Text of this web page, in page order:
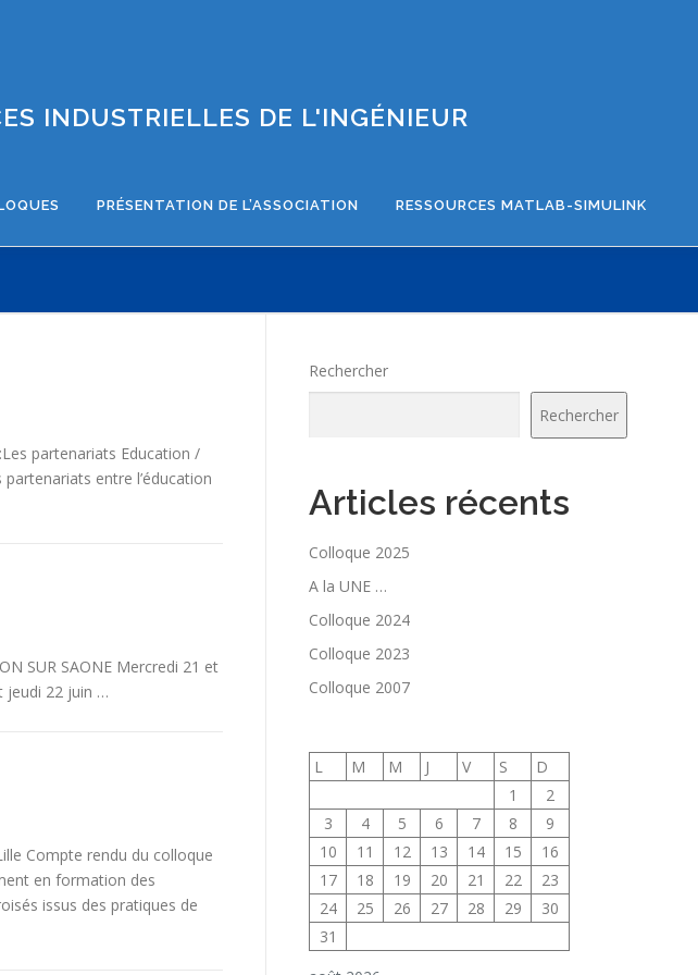
INDUSTRIELLES DE L'INGÉNIEUR
PRÉSENTATION DE L’ASSOCIATION RESSOURCES MATLAB-SIMULINK
partenariats Education /
entre l’éducation
SUR SAONE Mercredi 21 et
jeudi 22 juin …
Compte rendu du colloque
en formation des
issus des pratiques de
Rechercher
Rechercher
Articles récents
Colloque 2025
A la UNE …
Colloque 2024
Colloque 2023
Colloque 2007
L M M J V S
D
1
2
3
4 5 6 7 8
9
10
11 12 13 14 15
16
17
18 19 20 21 22
23
24
25 26 27 28 29
30
31